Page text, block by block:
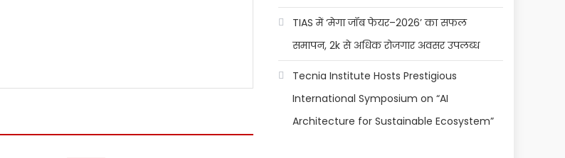
TIAS में ‘मेगा जॉब फेयर–2026’ का सफल
समापन, 2k से अधिक रोजगार अवसर उपलब्ध
Tecnia Institute Hosts Prestigious
International Symposium on “AI
Architecture for Sustainable Ecosystem”